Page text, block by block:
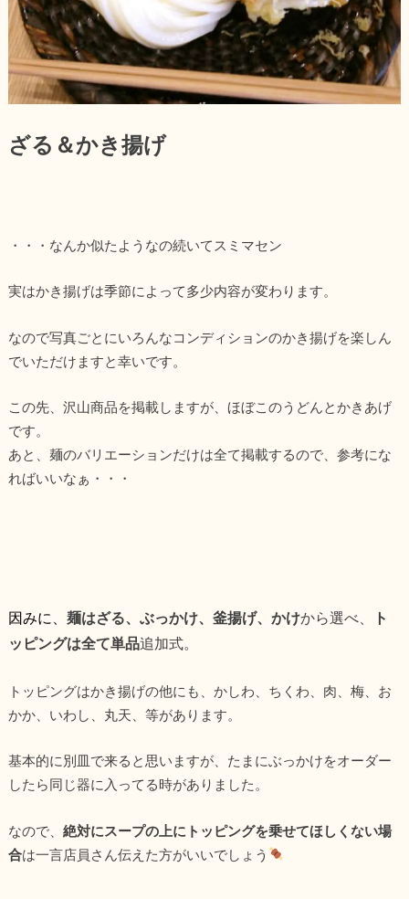
ざる＆かき揚げ
・・・なんか似たようなの続いてスミマセン
実はかき揚げは季節によって多少内容が変わります。
なので写真ごとにいろんなコンディションのかき揚げを楽しん
でいただけますと幸いです。
この先、沢山商品を掲載しますが、ほぼこのうどんとかきあげ
です。
あと、麺のバリエーションだけは全て掲載するので、参考にな
ればいいなぁ・・・
因みに、 麺はざる、ぶっかけ、釜揚げ、かけから選べ、
ト
ッピングは全て単品追加式。
トッピングはかき揚げの他にも、かしわ、ちくわ、肉、梅、お
かか、いわし、丸天、等があります。
基本的に別皿で来ると思いますが、たまにぶっかけをオーダー
したら同じ器に入ってる時がありました。
なので、 絶対にスープの上にトッピングを乗せてほしくない場
合は一言店員さん伝えた方がいいでしょう